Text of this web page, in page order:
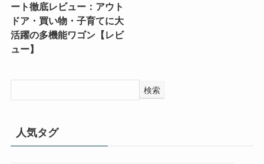
ート徹底レビュー：アウト
ドア・買い物・子育てに大
活躍の多機能ワゴン【レビ
ュー】
検索
人気タグ